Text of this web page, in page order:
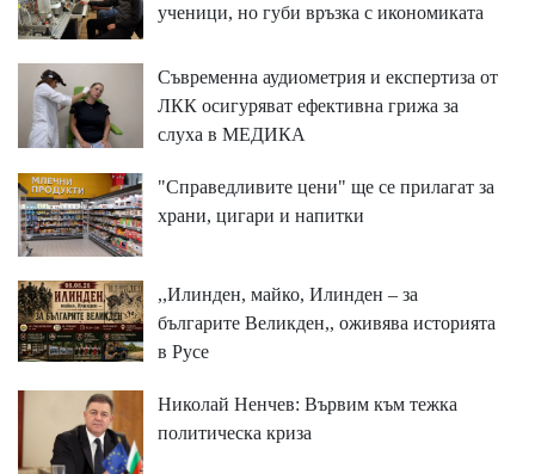
ученици, но губи връзка с икономиката
Съвременна аудиометрия и експертиза от
ЛКК осигуряват ефективна грижа за
слуха в МЕДИКА
"Справедливите цени" ще се прилагат за
храни, цигари и напитки
,,Илинден, майко, Илинден – за
българите Великден,, оживява историята
в Русе
Николай Ненчев: Вървим към тежка
политическа криза